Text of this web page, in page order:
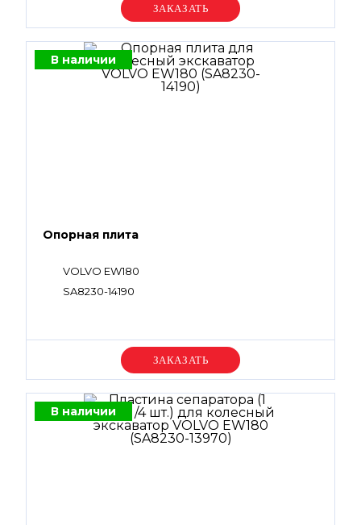
Уточняйте цену
В наличии
Опорная плита
VOLVO EW180
SA8230-14190
Уточняйте цену
В наличии